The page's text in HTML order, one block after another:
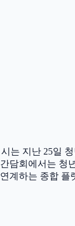
는 지난 25일
담회에서는 청
계하는 종합 플